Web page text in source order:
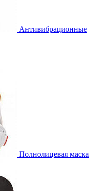
Антивибрационные
Полнолицевая маска